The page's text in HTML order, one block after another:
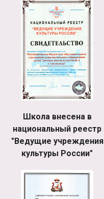
Школа внесена в
национальный реестр
"Ведущие учреждения
культуры России"